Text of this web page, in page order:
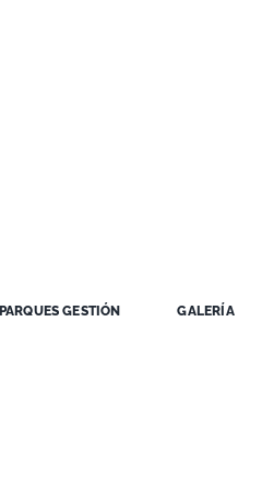
PARQUES GESTIÓN GALERÍA